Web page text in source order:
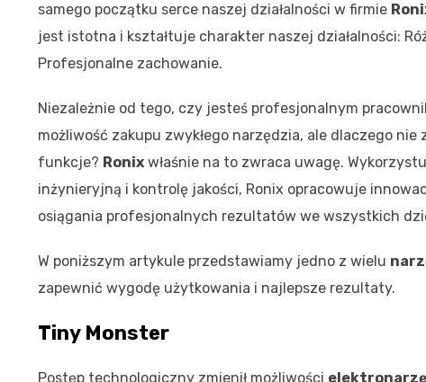
samego początku serce naszej działalności w firmie
jest istotna i kształtuje charakter naszej działalności:
Profesjonalne zachowanie.
Niezależnie od tego, czy jesteś profesjonalnym
możliwość zakupu zwykłego narzędzia, ale dlaczego
funkcje? Ronix właśnie na to zwraca uwagę.
inżynieryjną i kontrolę jakości, Ronix opracowuje
osiągania profesjonalnych rezultatów we wszystkich
W poniższym artykule przedstawiamy jedno z wielu
zapewnić wygodę użytkowania i najlepsze rezultaty.
Tiny Monster
Postęp technologiczny zmienił możliwości